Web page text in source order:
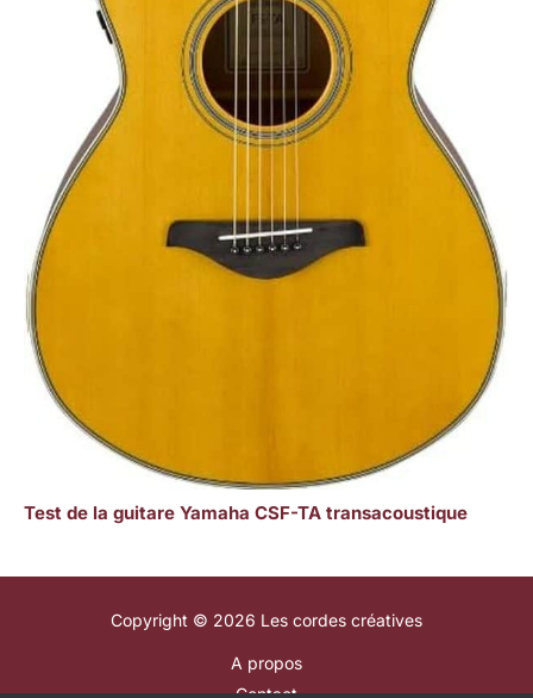
Test de la guitare Yamaha CSF-TA transacoustique
Copyright © 2026 Les cordes créatives
A propos